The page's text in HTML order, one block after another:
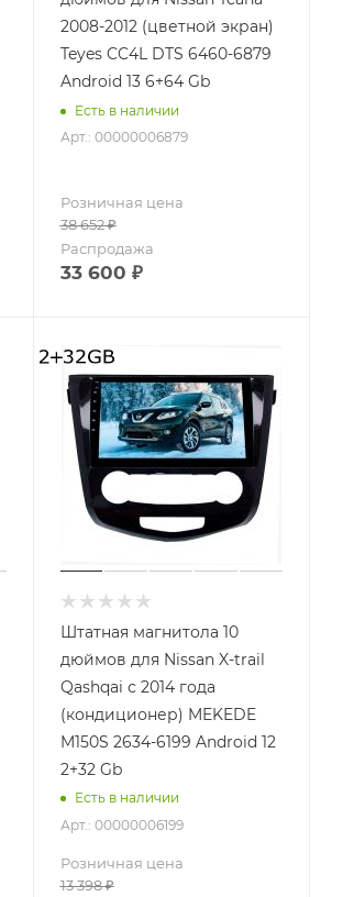
2008-2012 (цветной экран)
Teyes CC4L DTS 6460-6879
Android 13 6+64 Gb
Есть в наличии
Арт.: 00000006879
Розничная цена
38 652₽
Распродажа
33 600 ₽
Штатная магнитола 10
дюймов для Nissan X-trail
Qashqai с 2014 года
(кондиционер) MEKEDE
M150S 2634-6199 Android 12
2+32 Gb
Есть в наличии
Арт.: 00000006199
Розничная цена
13 398₽